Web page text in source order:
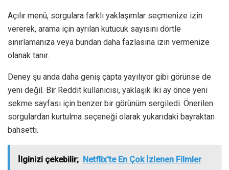
Açılır menü, sorgulara farklı yaklaşımlar seçmenize izin
vererek, arama için ayrılan kutucuk sayısını dörtle
sınırlamanıza veya bundan daha fazlasına izin vermenize
olanak tanır.
Deney şu anda daha geniş çapta yayılıyor gibi görünse de
yeni değil. Bir Reddit kullanıcısı, yaklaşık iki ay önce yeni
sekme sayfası için benzer bir görünüm sergiledi. Önerilen
sorgulardan kurtulma seçeneği olarak yukarıdaki bayraktan
bahsetti.
İlginizi çekebilir; Netflix'te En Çok İzlenen Filmler